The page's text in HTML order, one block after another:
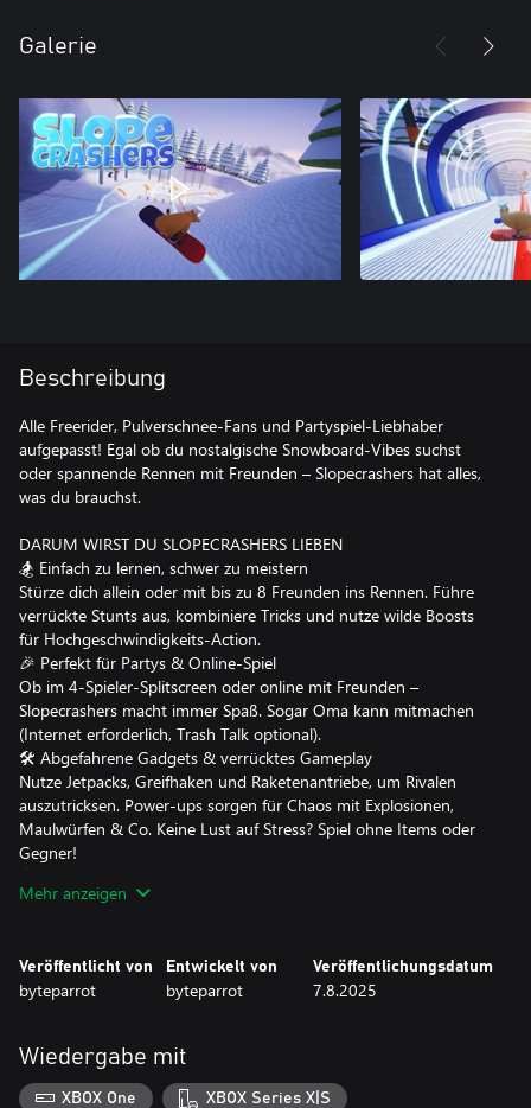
Galerie
Beschreibung
Alle Freerider, Pulverschnee-Fans und Partyspiel-Liebhaber
aufgepasst! Egal ob du nostalgische Snowboard-Vibes suchst
oder spannende Rennen mit Freunden – Slopecrashers hat alles,
was du brauchst.
DARUM WIRST DU SLOPECRASHERS LIEBEN
🏂 Einfach zu lernen, schwer zu meistern
Stürze dich allein oder mit bis zu 8 Freunden ins Rennen. Führe
verrückte Stunts aus, kombiniere Tricks und nutze wilde Boosts
für Hochgeschwindigkeits-Action.
🎉 Perfekt für Partys & Online-Spiel
Ob im 4-Spieler-Splitscreen oder online mit Freunden –
Slopecrashers macht immer Spaß. Sogar Oma kann mitmachen
(Internet erforderlich, Trash Talk optional).
🛠 Abgefahrene Gadgets & verrücktes Gameplay
Nutze Jetpacks, Greifhaken und Raketenantriebe, um Rivalen
auszutricksen. Power-ups sorgen für Chaos mit Explosionen,
Maulwürfen & Co. Keine Lust auf Stress? Spiel ohne Items oder
Gegner!
🌎 Mehr als nur Schnee
Rase durch Schneegipfel, tropische Inseln, futuristische Städte &
Mehr anzeigen
Veröffentlicht von
byteparrot
Entwickelt von
byteparrot
Veröffentlichungsdatum
7.8.2025
Wiedergabe mit
XBOX One XBOX Series X|S